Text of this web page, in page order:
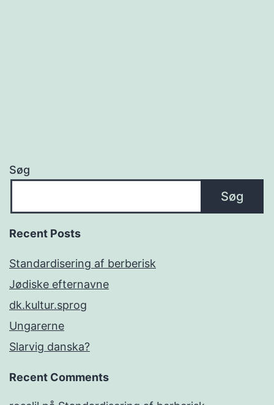
Søg
Søg
Recent Posts
Standardisering af berberisk
Jødiske efternavne
dk.kultur.sprog
Ungarerne
Slarvig danska?
Recent Comments